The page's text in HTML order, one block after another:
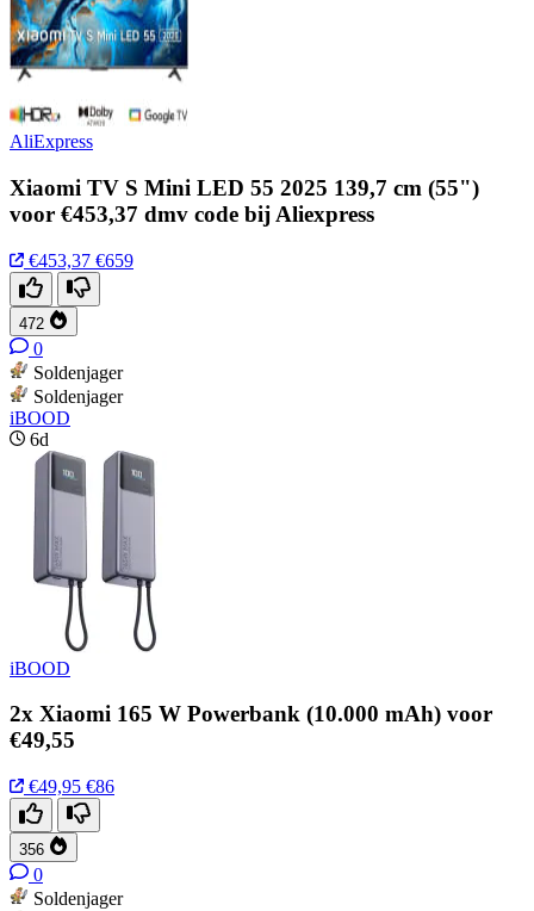
AliExpress
Xiaomi TV S Mini LED 55 2025 139,7 cm (55")
voor €453,37 dmv code bij Aliexpress
€453,37 €659
472
0
Soldenjager
Soldenjager
iBOOD
6d
iBOOD
2x Xiaomi 165 W Powerbank (10.000 mAh) voor
€49,55
€49,95 €86
356
0
Soldenjager